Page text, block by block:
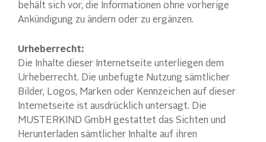
behält sich vor, die Informationen ohne vorherige
Ankündigung zu ändern oder zu ergänzen.
Urheberrecht:
Die Inhalte dieser Internetseite unterliegen dem
Urheberrecht. Die unbefugte Nutzung sämtlicher
Bilder, Logos, Marken oder Kennzeichen auf dieser
Internetseite ist ausdrücklich untersagt. Die
MUSTERKIND GmbH gestattet das Sichten und
Herunterladen sämtlicher Inhalte auf ihren